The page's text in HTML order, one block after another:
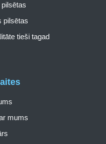
mums
pilsētas
tieši tagad